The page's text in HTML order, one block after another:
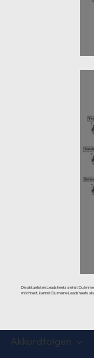
Die aktuellsten Leadsheets siehst Du
möchtest, kannst Du meine Leadsheets
Akkordfolgen